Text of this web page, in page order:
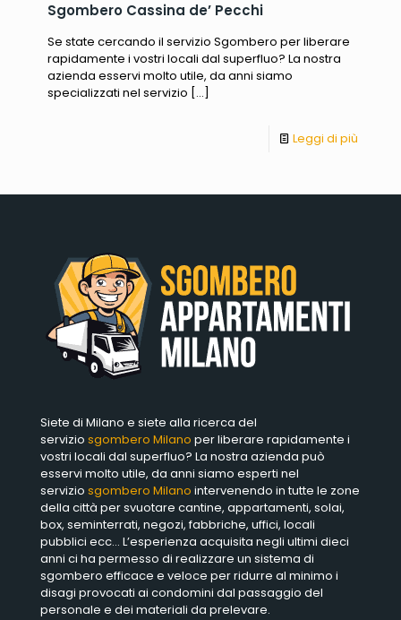
Sgombero Cassina de’ Pecchi
Se state cercando il servizio Sgombero per liberare
rapidamente i vostri locali dal superfluo? La nostra
azienda esservi molto utile, da anni siamo
specializzati nel servizio […]
Leggi di più
Siete di Milano e siete alla ricerca del
servizio sgombero Milano per liberare rapidamente i
vostri locali dal superfluo? La nostra azienda può
esservi molto utile, da anni siamo esperti nel
servizio sgombero Milano intervenendo in tutte le zone
della città per svuotare cantine, appartamenti, solai,
box, seminterrati, negozi, fabbriche, uffici, locali
pubblici ecc… L’esperienza acquisita negli ultimi dieci
anni ci ha permesso di realizzare un sistema di
sgombero efficace e veloce per ridurre al minimo i
disagi provocati ai condomini dal passaggio del
personale e dei materiali da prelevare.